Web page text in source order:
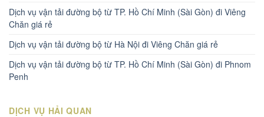
Dịch vụ vận tải đường bộ từ TP. Hồ Chí Minh (Sài Gòn) đi Viêng
Chăn giá rẻ
Dịch vụ vận tải đường bộ từ Hà Nội đi Viêng Chăn giá rẻ
Dịch vụ vận tải đường bộ từ TP. Hồ Chí Minh (Sài Gòn) đi Phnom
Penh
DỊCH VỤ HẢI QUAN